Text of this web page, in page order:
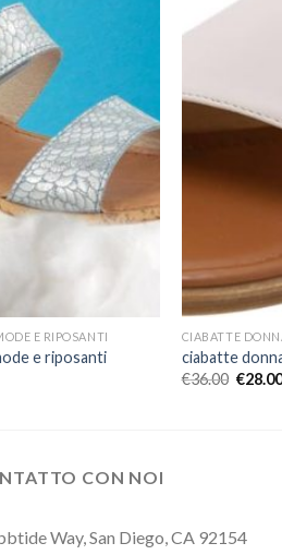
E RIPOSANTI
e riposanti
CIABATTE
ciabatte
€36.00 €
CON NOI
Way, San Diego, CA 92154